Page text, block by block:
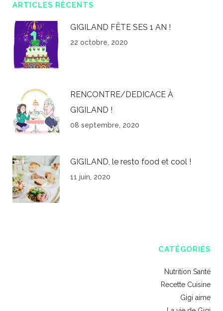
ARTICLES RÉCENTS
GIGILAND FÊTE SES 1 AN !
22 octobre, 2020
RENCONTRE/DEDICACE À
GIGILAND !
08 septembre, 2020
GIGILAND, le resto food et cool !
11 juin, 2020
CATÉGORIES
Nutrition Santé
Recette Cuisine
Gigi aime